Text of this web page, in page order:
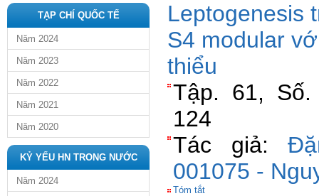
TẠP CHÍ QUỐC TẾ
Năm 2024
Năm 2023
Năm 2022
Năm 2021
Năm 2020
KỶ YẾU HN TRONG NƯỚC
Năm 2024
Leptogenesis
S4 modular
thiểu
Tập. 61,
124
Tác giả:
001075 -
Tóm tắt